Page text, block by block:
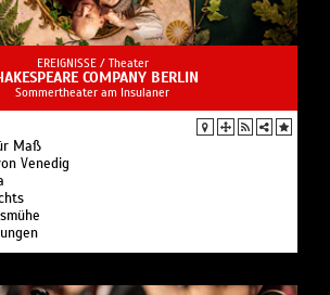
EREIGNISSE / Theater
COMPANY BERLIN
Sommertheater am Insulaner
Maß
Venedig